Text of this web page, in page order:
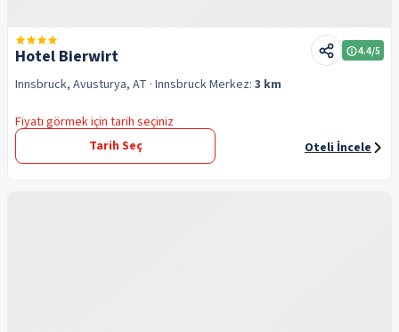
Hotel Bierwirt 4.4/5
Innsbruck, Avusturya, AT · InnsbruckMerkez: 3 km
Fiyatı görmek için tarih seçiniz
Tarih Seç
Oteli İncele